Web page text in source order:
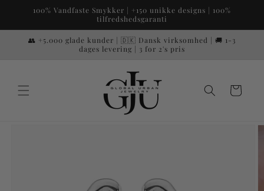
Gå til100% Vandfaste Smykker | +150 unikke designs | 100%
tilfredshedsgaranti
👥 +5.000 glade kunder | 🇩🇰 Dansk virksomhed | 🚚 1-3
dages levering | 3 for 2's pris
Indkøbskurv